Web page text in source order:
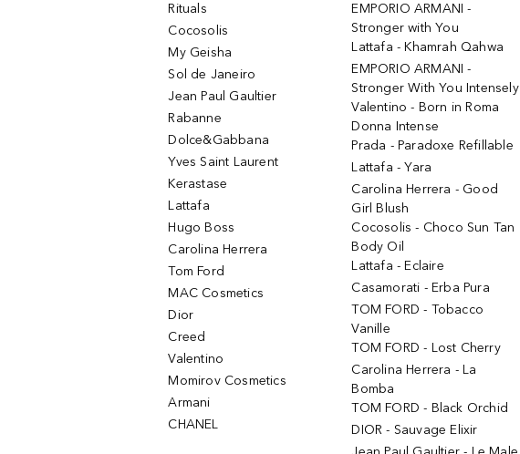
Rituals
Cocosolis
My Geisha
Sol de Janeiro
Jean Paul Gaultier
Rabanne
Dolce&Gabbana
Yves Saint Laurent
Kerastase
Lattafa
Hugo Boss
Carolina Herrera
Tom Ford
MAC Cosmetics
Dior
Creed
Valentino
Momirov Cosmetics
Armani
CHANEL
EMPORIO ARMANI -
Stronger with You
Lattafa - Khamrah Qahwa
EMPORIO ARMANI -
Stronger With You Intensely
Valentino - Born in Roma
Donna Intense
Prada - Paradoxe Refillable
Lattafa - Yara
Carolina Herrera - Good
Girl Blush
Cocosolis - Choco Sun Tan
Body Oil
Lattafa - Eclaire
Casamorati - Erba Pura
TOM FORD - Tobacco
Vanille
TOM FORD - Lost Cherry
Carolina Herrera - La
Bomba
TOM FORD - Black Orchid
DIOR - Sauvage Elixir